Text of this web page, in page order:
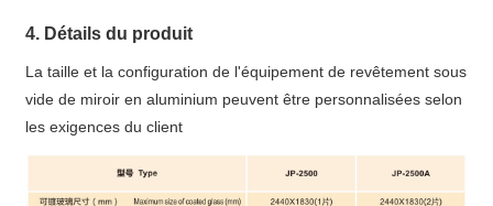
4. Détails du produit
La taille et la configuration de l'équipement de revêtement sous
vide de miroir en aluminium peuvent être personnalisées selon
les exigences du client